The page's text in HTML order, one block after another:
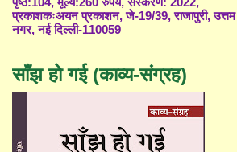
पृष्ठ:104, मूल्य:260 रुपये, संस्करण: 2022,
प्रकाशकःअयन प्रकाशन, जे-19/39, राजापुरी, उत्तम
नगर, नई दिल्ली-110059
साँझ हो गई (काव्य-संग्रह)